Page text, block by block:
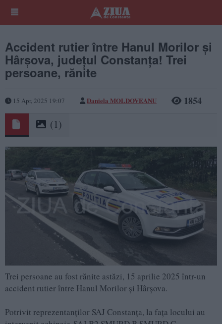
Accident rutier între Hanul Morilor și
Hârșova, județul Constanța! Trei
persoane, rănite
15 Apr, 2025 19:07 Daniela MOLDOVEANU 1854
(1)
Trei persoane au fost rănite astăzi, 15 aprilie 2025 într-un
accident rutier între Hanul Morilor și Hârșova.
Potrivit reprezentanților SAJ Constanța, la fața locului au